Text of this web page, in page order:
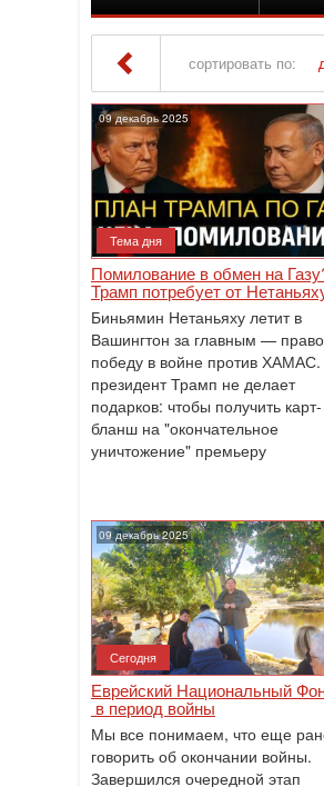
сортировать по:
Iton TV »
09 декабрь 2025
Тема дня
Помилование в обмен на
Трамп потребует от
Биньямин Нетаньяху летит в
Вашингтон за главным —
победу в войне против
президент Трамп не делает
подарков: чтобы получить карт-
бланш на "окончательное
уничтожение" премьеру
09 декабрь 2025
Сегодня
Еврейский Национальный
в период войны
Мы все понимаем, что еще
говорить об окончании войны.
Завершился очередной этап